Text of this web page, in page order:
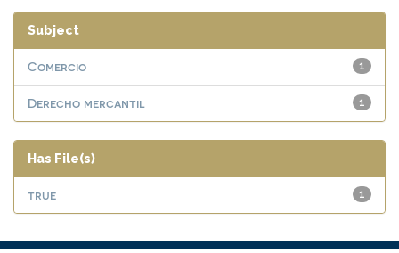
Subject
1
Comercio
1
Derecho mercantil
Has File(s)
1
true